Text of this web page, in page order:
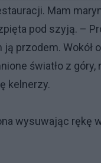
Mam
pod szyją. –
przodem. Wokół
światło z góry,
kelnerzy.
wysuwając rękę